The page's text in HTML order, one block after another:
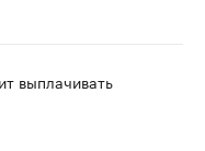
выплачивать